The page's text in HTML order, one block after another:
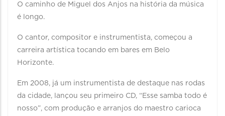
O caminho de Miguel dos Anjos na história da música
é longo.
O cantor, compositor e instrumentista, começou a
carreira artística tocando em bares em Belo
Horizonte.
Em 2008, já um instrumentista de destaque nas rodas
da cidade, lançou seu primeiro CD, “Esse samba todo é
nosso”, com produção e arranjos do maestro carioca